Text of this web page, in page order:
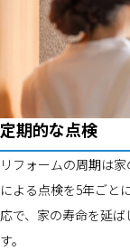
定期的な点検
リフォームの周期は
による点検を5年ごと
応で、家の寿命を延
す。